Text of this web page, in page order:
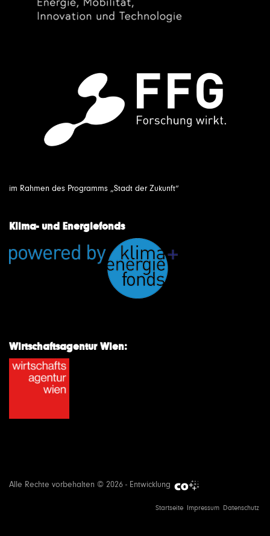
im Rahmen des Programms „Stadt der Zukunft“
Klima- und Energiefonds
Wirtschaftsagentur Wien:
Alle Rechte vorbehalten © 2026 - Entwicklung
Startseite Impressum Datenschutz